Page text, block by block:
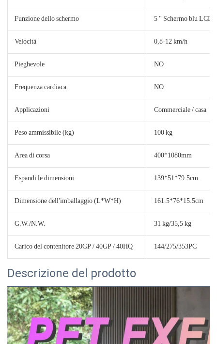
Funzione dello schermo 5 '' Schermo blu LCD
Velocità 0,8-12 km/h
Pieghevole NO
Frequenza cardiaca NO
Applicazioni Commerciale / casa
Peso ammissibile (kg) 100 kg
Area di corsa 400*1080mm
Espandi le dimensioni 139*51*79.5cm
Dimensione dell'imballaggio (L*W*H) 161.5*76*15.5cm
G.W./N.W. 31 kg/35,5 kg
Carico del contenitore 20GP / 40GP / 40HQ 144/275/353PC
Descrizione del prodotto